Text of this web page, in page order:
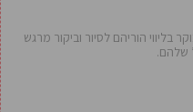
בליווי הוריהם לסיור וביקור מרגש
שלהם.